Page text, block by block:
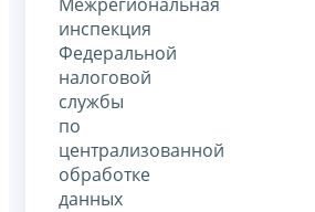
инспекция
Федеральной
налоговой
службы
по
централизованной
обработке
данных